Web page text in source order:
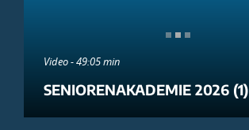
Video - 49:05 min
SENIORENAKADEMIE 2026 (1)